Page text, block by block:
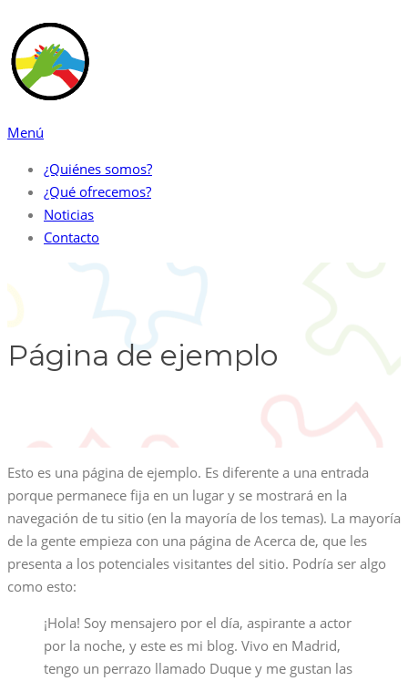
al
contenido
Menú
¿Quiénes somos?
¿Qué ofrecemos?
Noticias
Contacto
Página de ejemplo
Esto es una página de ejemplo. Es diferente a una entrada
porque permanece fija en un lugar y se mostrará en la
navegación de tu sitio (en la mayoría de los temas). La mayoría
de la gente empieza con una página de Acerca de, que les
presenta a los potenciales visitantes del sitio. Podría ser algo
como esto:
¡Hola! Soy mensajero por el día, aspirante a actor
por la noche, y este es mi blog. Vivo en Madrid,
tengo un perrazo llamado Duque y me gustan las